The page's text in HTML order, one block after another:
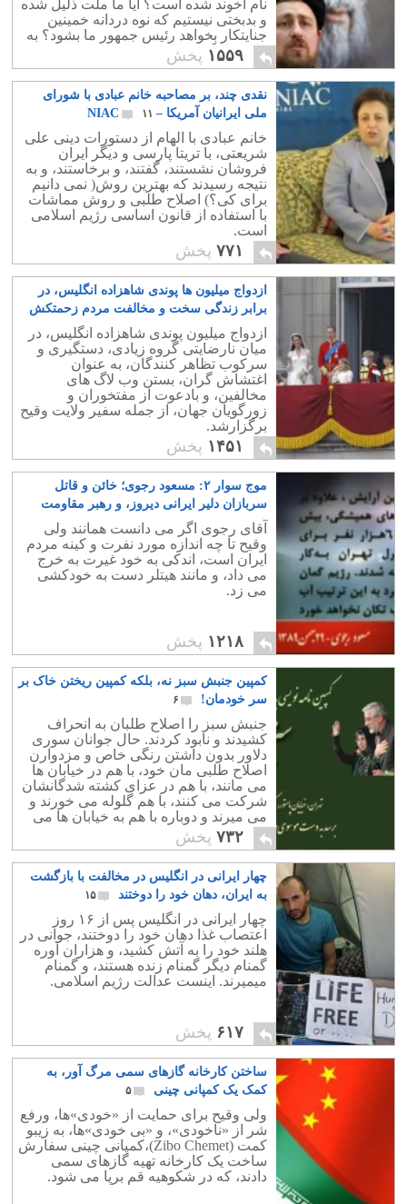
نام آخوند شده است؟ آیا ما ملت ذلیل شده
و بدبختی نیستیم که نوه دردانه خمینین
جنایتکار بخواهد رئیس جمهور ما بشود؟ به
راستی ننگ و نفرین بر ما که چنین خرد
باخته ایم.
۱۵۵۹ پخش
نقدی چند، بر مصاحبه خانم عبادی با شورای
ملی ایرانیان آمریکا – NIAC ۱۱
خانم عبادی با الهام از دستورات دینی علی
شریعتی، با تریتا پارسی و دیگر ایران
فروشان نشستند، گفتند، و برخاستند، و به
نتیجه رسیدند که بهترین روش( نمی دانیم
برای کی؟) اصلاح طلبی و روش مماشات
با استفاده از قانون اساسی رژیم اسلامی
است.
۷۷۱ پخش
ازدواج میلیون ها پوندی شاهزاده انگلیس، در
برابر زندگی سخت و مخالفت مردم زحمتکش
۷
ازدواج میلیون پوندی شاهزاده انگلیس، در
میان نارضایتی گروه زیادی، دستگیری و
سرکوب تظاهر کنندگان، به عنوان
اغتشاش گران، بستن وب لاگ های
مخالفین، و بادعوت از مفتخوران و
زورگویان جهان، از جمله سفیر ولایت وقیح
برگزارشد.
۱۴۵۱ پخش
موج سوار ۲: مسعود رجوی؛ خائن و قاتل
سربازان دلیر ایرانی دیروز، و رهبر مقاومت
امروز
آقای رجوی اگر می دانست همانند ولی
وقیح تا چه اندازه مورد نفرت و کینه مردم
ایران است، اندکی به خود غیرت به خرج
می داد، و مانند هیتلر دست به خودکشی
می زد.
۱۲۱۸ پخش
کمپین جنبش سبز نه، بلکه کمپین ریختن خاک بر
سر خودمان!
۶
جنبش سبز را اصلاح طلبان به انحراف
کشیدند و نابود کردند. حال جوانان سوری
دلاور بدون داشتن رنگی خاص و مزدوارن
اصلاح طلبی مان خود، با هم در خیابان ها
می مانند، با هم در عزای کشته شدگانشان
شرکت می کنند، با هم گلوله می خورند و
می میرند و دوباره با هم به خیابان ها می
روند و دست از مبارزه بر نمی دارند.
۷۳۲ پخش
چهار ایرانی در انگلیس در مخالفت با بازگشت
به ایران، دهان خود را دوختند
۱۵
چهار ایرانی در انگلیس پس از ۱۶ روز
اعتصاب غذا دهان خود را دوختند، جوانی در
هلند خود را به آتش کشید، و هزاران آوره
گمنام دیگر گمنام زنده هستند، و گمنام
میمیرند. اینست عدالت رژیم اسلامی.
۶۱۷ پخش
ساختن کارخانه گازهای سمی مرگ آور، به
کمک یک کمپانی چینی
۵
ولی وقیح برای حمایت از «خودی»ها، ورفع
شر از «ناخودی»، و «بی خودی»ها، به زیبو
کمت (‪(‬Zibo Chemet،کمپانی چینی سفارش
ساخت یک کارخانه تهیه گازهای سمی
دادند، که در شکوهیه قم برپا می شود.